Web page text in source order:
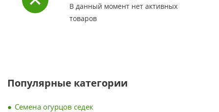
В данный момент нет активных
товаров
Популярные категории
Семена огурцов седек